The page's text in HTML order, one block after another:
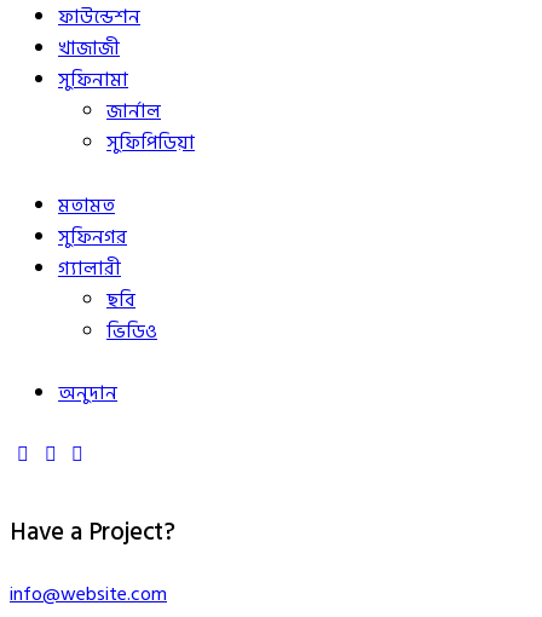
ফাউন্ডেশন
খাজাজী
সুফিনামা
জার্নাল
সুফিপিডিয়া
মতামত
সুফিনগর
গ্যালারী
ছবি
ভিডিও
অনুদান
Have a Project?
info@website.com